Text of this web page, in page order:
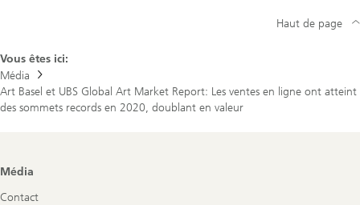
Vous êtes ici:
Média
Art Basel et UBS Global Art Market Report: Les ventes en ligne ont atteint
des sommets records en 2020, doublant en valeur
Haut de page
Footer
Média
Contact